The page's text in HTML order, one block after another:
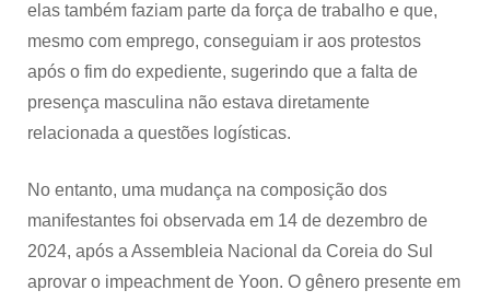
elas também faziam parte da força de trabalho e que,
mesmo com emprego, conseguiam ir aos protestos
após o fim do expediente, sugerindo que a falta de
presença masculina não estava diretamente
relacionada a questões logísticas.
No entanto, uma mudança na composição dos
manifestantes foi observada em 14 de dezembro de
2024, após a Assembleia Nacional da Coreia do Sul
aprovar o impeachment de Yoon. O gênero presente em